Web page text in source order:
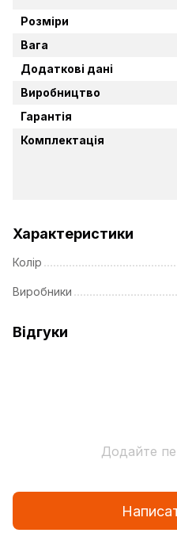
Розміри
Вага
Додаткові дані
Виробництво
Гарантія
Комплектація
Характеристики
Колір
Виробники
Відгуки
Додайте